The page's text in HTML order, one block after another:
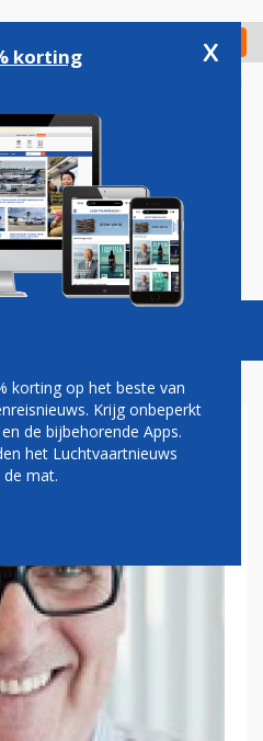
Check in
Vacatures
HELDER: HET
LAND...
korting x
korting op het beste van
Krijg onbeperkt
de bijbehorende Apps.
het Luchtvaartnieuws
mat.